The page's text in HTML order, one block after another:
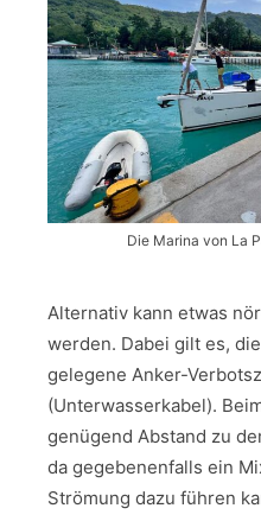
Die Marina von La
Alternativ kann etwas
werden. Dabei gilt es,
gelegene Anker-
(Unterwasserkabel).
genügend Abstand zu
da gegebenenfalls ein
Strömung dazu führen